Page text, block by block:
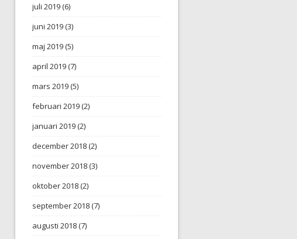
juli 2019(6)
juni 2019(3)
maj 2019(5)
april 2019(7)
mars 2019(5)
februari 2019(2)
januari 2019(2)
december 2018(2)
november 2018(3)
oktober 2018(2)
september 2018(7)
augusti 2018(7)